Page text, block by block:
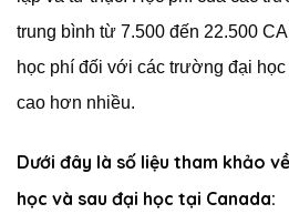
trung bình từ 7.500 đến 22.500
học phí đối với các trường đại
cao hơn nhiều.
Dưới đây là số liệu tham khảo
học và sau đại học tại Canada: